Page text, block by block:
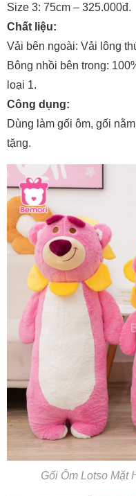
Size 3: 75cm – 325.000đ.
Chất liệu:
Vải bên ngoài: Vải lông
Bông nhồi bên trong:
loại 1.
Công dụng:
Dùng làm gối ôm, gối
tặng.
Gối Ôm Lotso Mặt